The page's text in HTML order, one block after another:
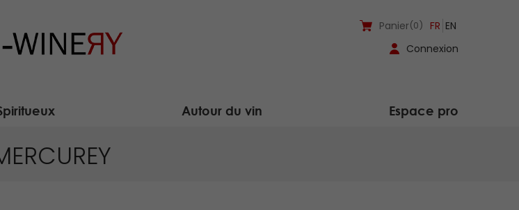
Connexion
Panier(0) FR EN
Autour du vin Espace pro